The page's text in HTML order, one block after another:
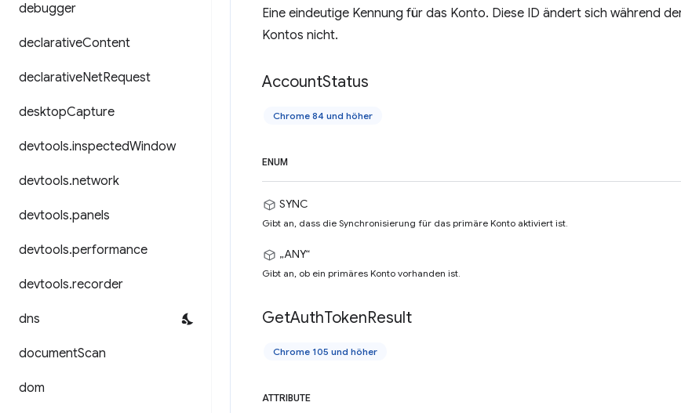
debugger
declarativeContent
declarativeNetRequest
desktopCapture
devtools.inspectedWindow
devtools.network
devtools.panels
devtools.performance
devtools.recorder
dns
documentScan
dom
Eine eindeutige Kennung für das Konto. Diese ID ändert sich während
Kontos nicht.
AccountStatus
Chrome 84 und höher
ENUM
SYNC
Gibt an, dass die Synchronisierung für das primäre Konto aktiviert ist.
„ANY“
Gibt an, ob ein primäres Konto vorhanden ist.
GetAuthTokenResult
Chrome 105 und höher
ATTRIBUTE